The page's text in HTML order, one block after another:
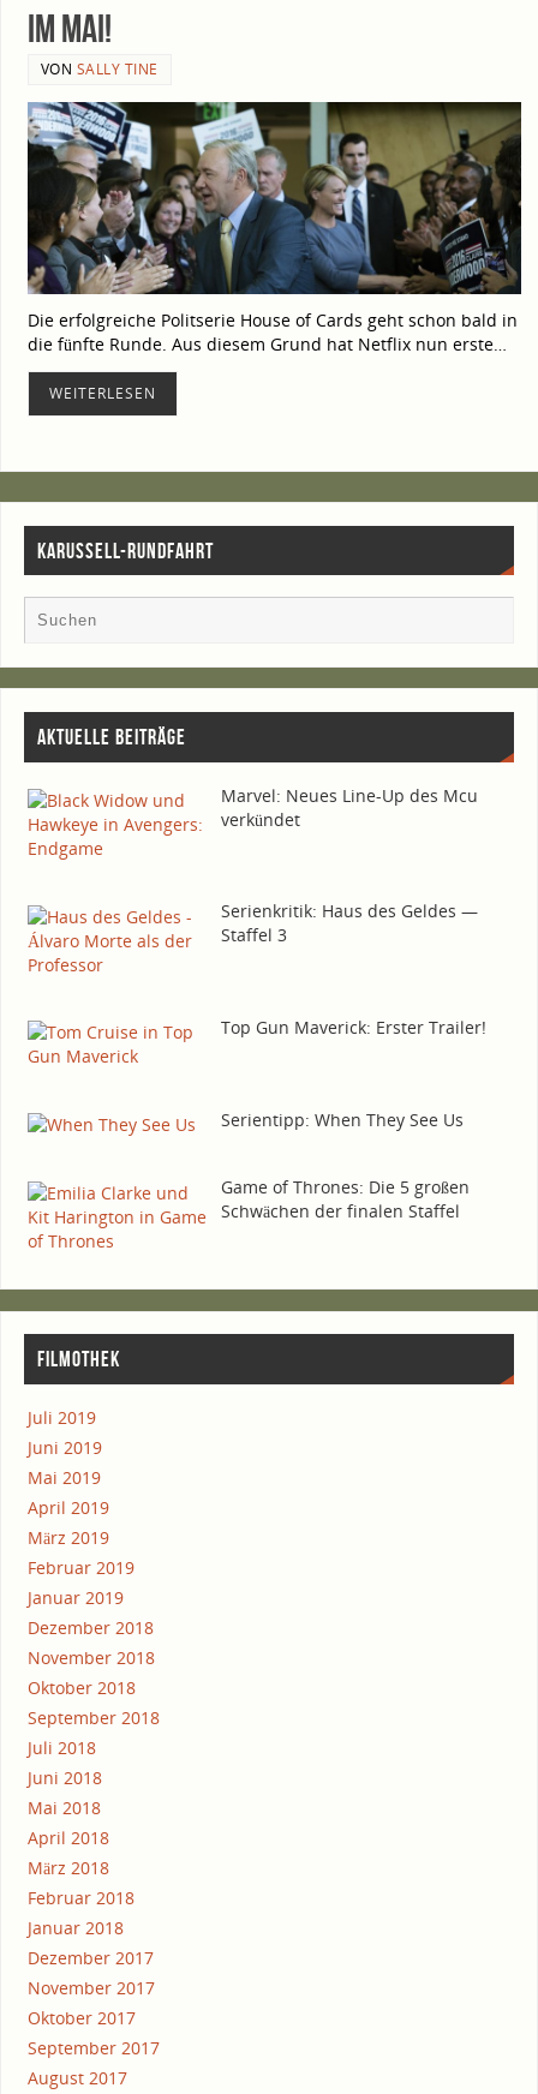
im Mai!
VON SALLY TINE
Die erfolg­rei­che Polit­se­rie House of Cards geht schon bald in
die fünf­te Run­de. Aus die­sem Grund hat Net­flix nun ers­te…
WEI­TER­LE­SEN
KARUSSELL-RUNDFAHRT
AKTU­EL­LE BEITRÄGE
Mar­vel: Neu­es Line-Up des Mcu
verkündet
Seri­en­kri­tik: Haus des Gel­des —
Staf­fel 3
Top Gun Maverick: Ers­ter Trailer!
Seri­en­tipp: When They See Us
Game of Thro­nes: Die 5 gro­ßen
Schwä­chen der fina­len Staffel
FIL­MO­THEK
Juli 2019
Juni 2019
Mai 2019
April 2019
März 2019
Februar 2019
Januar 2019
Dezember 2018
November 2018
Oktober 2018
September 2018
Juli 2018
Juni 2018
Mai 2018
April 2018
März 2018
Februar 2018
Januar 2018
Dezember 2017
November 2017
Oktober 2017
September 2017
August 2017